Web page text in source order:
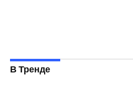
В Тренде